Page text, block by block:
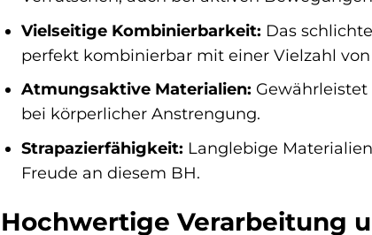
Vielseitige Kombinierbarkeit: Das
perfekt kombinierbar mit einer Vielzahl
Atmungsaktive Materialien:
bei körperlicher Anstrengung.
Strapazierfähigkeit: Langlebige
Freude an diesem BH.
Hochwertige Verarbeitung